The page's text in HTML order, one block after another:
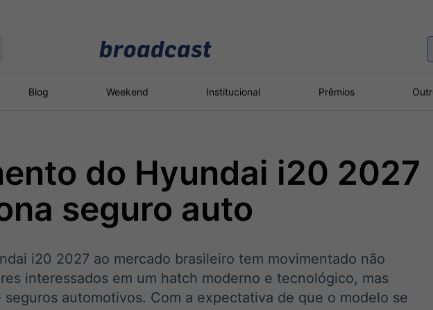
Blog Weekend Institucional Prêmios
Político
Os bastidores da
Energia
O setor de
Broadcast
White Label
Plataforma para
Broadcast
Broadcast
Broadcast
Broadcast
do Hyundai i20 2027
seguro auto
i20 2027 ao mercado brasileiro tem movimentado não
interessados em um hatch moderno e tecnológico, mas
automotivos. Com a expectativa de que o modelo se